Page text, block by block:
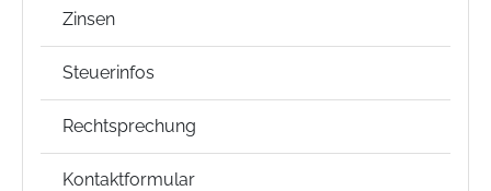
Zinsen
Steuerinfos
Rechtsprechung
Kontaktformular